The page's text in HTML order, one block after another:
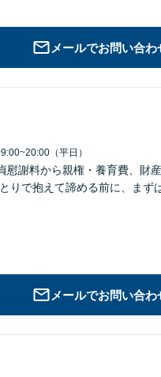
メールでお問い合わ
（平日）
謝料から親権・養育費、財
りで抱えて諦める前に、まず
メールでお問い合わ